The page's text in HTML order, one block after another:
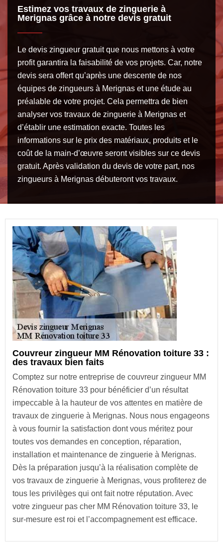
Estimez vos travaux de zinguerie à
Merignas grâce à notre devis gratuit
Le devis zingueur gratuit que nous mettons à votre
profit garantira la faisabilité de vos projets. Car, notre
devis sera offert qu’après une descente de nos
équipes de zingueurs à Merignas et une étude au
préalable de votre projet. Cela permettra de bien
analyser vos travaux de zinguerie à Merignas et
d’établir une estimation exacte. Toutes les
informations sur le prix des matériaux, produits et le
coût de la main-d’œuvre seront visibles sur ce devis
gratuit. Après validation du devis de votre part, nos
zingueurs à Merignas débuteront vos travaux.
Couvreur zingueur MM Rénovation toiture 33 :
des travaux bien faits
Comptez sur notre entreprise de couvreur zingueur MM
Rénovation toiture 33 pour bénéficier d’un résultat
impeccable à la hauteur de vos attentes en matière de
travaux de zinguerie à Merignas. Nous nous engageons
à vous fournir la satisfaction dont vous méritez pour
toutes vos demandes en conception, réparation,
installation et maintenance de zinguerie à Merignas.
Dès la préparation jusqu’à la réalisation complète de
vos travaux de zinguerie à Merignas, vous profiterez de
tous les privilèges qui ont fait notre réputation. Avec
votre zingueur pas cher MM Rénovation toiture 33, le
sur-mesure est roi et l’accompagnement est efficace.